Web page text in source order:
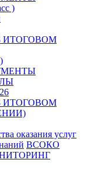
)
ИТОГОВОМ
ИТОГОВОМ
оказания услуг
ВСОКО